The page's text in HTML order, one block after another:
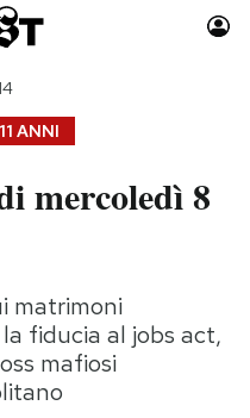
Moda
Storie/Idee
Ok Boomer!
Media
Europa
11 ANNI
mercoledì 8
matrimoni
fiducia al jobs act,
mafiosi